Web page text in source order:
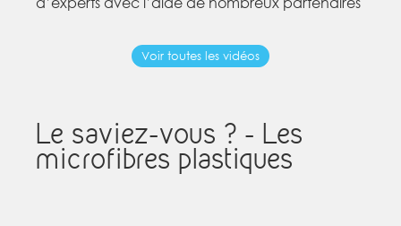
Voir toutes les vidéos
Le saviez-vous ? - Les
microfibres plastiques